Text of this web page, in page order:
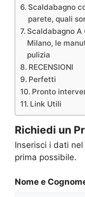
Scaldabagno
parete, quali
Scaldabagno A
Milano, le
pulizia
RECENSIONI
Perfetti
Pronto
Link Utili
Richiedi un
Inserisci i dati
prima possibile.
Nome e